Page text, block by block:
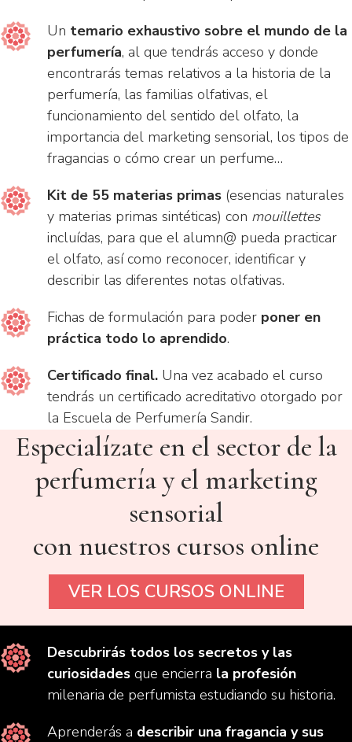
Un temario exhaustivo sobre el mundo de la
perfumería, al que tendrás acceso y donde
encontrarás temas relativos a la historia de la
perfumería, las familias olfativas, el
funcionamiento del sentido del olfato, la
importancia del marketing sensorial, los tipos de
fragancias o cómo crear un perfume…
Kit de 55 materias primas (esencias naturales
y materias primas sintéticas) con mouillettes
incluídas, para que el alumn@ pueda practicar
el olfato, así como reconocer, identificar y
describir las diferentes notas olfativas.
Fichas de formulación para poder poner en
práctica todo lo aprendido.
Certificado final. Una vez acabado el curso
tendrás un certificado acreditativo otorgado por
la Escuela de Perfumería Sandir.
Especialízate en el sector de la
perfumería y el marketing
sensorial
con nuestros cursos online
VER LOS CURSOS ONLINE
Descubrirás todos los secretos y las
curiosidades que encierra la profesión
milenaria de perfumista estudiando su historia.
Aprenderás a describir una fragancia y sus